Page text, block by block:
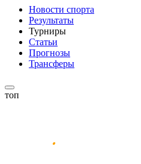
Новости спорта
Результаты
Турниры
Статьи
Прогнозы
Трансферы
топ